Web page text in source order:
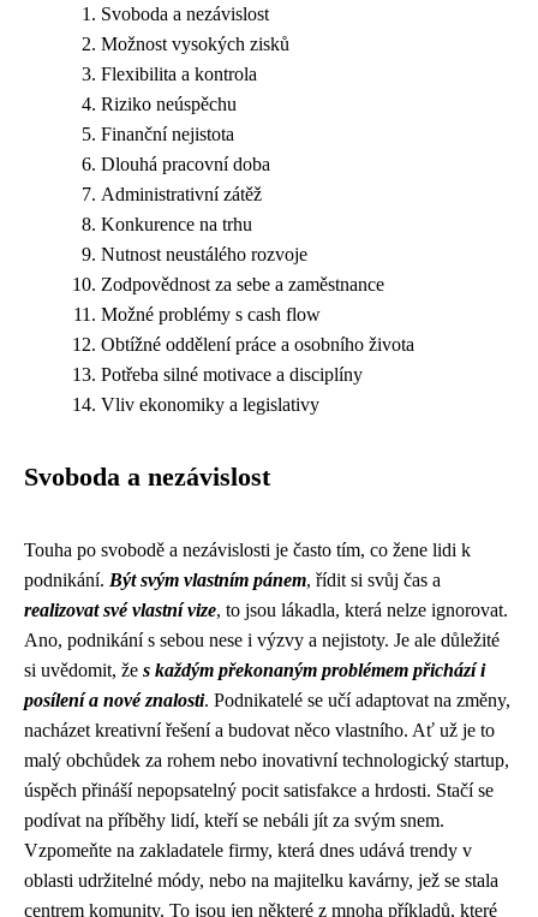
Svoboda a nezávislost
Možnost vysokých zisků
Flexibilita a kontrola
Riziko neúspěchu
Finanční nejistota
Dlouhá pracovní doba
Administrativní zátěž
Konkurence na trhu
Nutnost neustálého rozvoje
Zodpovědnost za sebe a zaměstnance
Možné problémy s cash flow
Obtížné oddělení práce a osobního života
Potřeba silné motivace a disciplíny
Vliv ekonomiky a legislativy
Svoboda a nezávislost
Touha po svobodě a nezávislosti je často tím, co žene lidi k
podnikání. Být svým vlastním pánem, řídit si svůj čas a
realizovat své vlastní vize, to jsou lákadla, která nelze ignorovat.
Ano, podnikání s sebou nese i výzvy a nejistoty. Je ale důležité
si uvědomit, že s každým překonaným problémem přichází i
posílení a nové znalosti. Podnikatelé se učí adaptovat na změny,
nacházet kreativní řešení a budovat něco vlastního. Ať už je to
malý obchůdek za rohem nebo inovativní technologický startup,
úspěch přináší nepopsatelný pocit satisfakce a hrdosti. Stačí se
podívat na příběhy lidí, kteří se nebáli jít za svým snem.
Vzpomeňte na zakladatele firmy, která dnes udává trendy v
oblasti udržitelné módy, nebo na majitelku kavárny, jež se stala
centrem komunity. To jsou jen některé z mnoha příkladů, které